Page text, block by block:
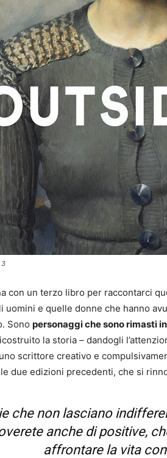
3
con un terzo libro per raccontarci
uomini e quelle donne che hanno
Sono personaggi che sono rimasti
la storia – dandogli
scrittore creativo e
due edizioni precedenti, che si
che non lasciano
anche di positive,
affrontare la vita